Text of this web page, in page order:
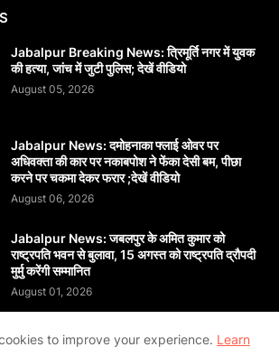
Jabalpur Breaking News: त्रिमूर्ति नगर में युवक
की हत्या, जांच में जुटी पुलिस; देखें वीडियो
August 05, 2026
Jabalpur News: दमोहनाका फ्लाई ओवर पर
अधिवक्ता की कार पर नकाबपोश ने फेंका देसी बम, पीछा
करने पर चकमा देकर फरार ;देखें वीडियो
August 06, 2026
Jabalpur News: जबलपुर के अमित कुमार को
राष्ट्रपति भवन से बुलावा, 15 अगस्त को राष्ट्रपति द्रौपदी
मुर्मु करेंगी सम्मानित
August 01, 2026
to improve your experience. Learn